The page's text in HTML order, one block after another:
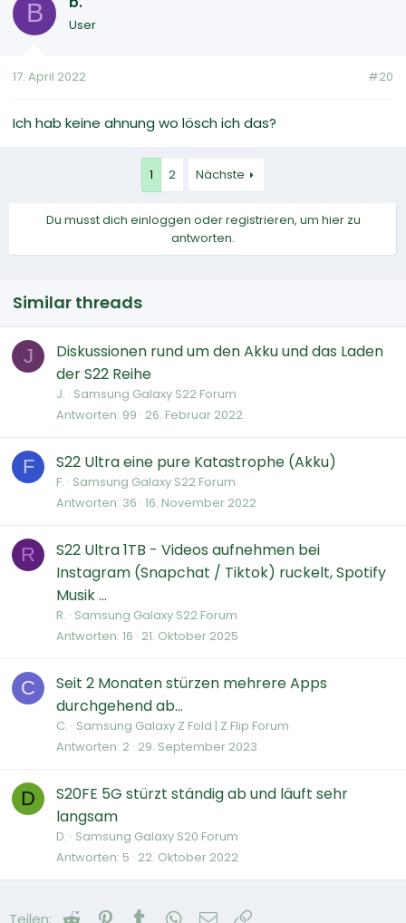
B User
17. April 2022 #20
Ich hab keine ahnung wo lösch ich das?
1 2 Nächste
Du musst dich einloggen oder registrieren, um hier zu
antworten.
Similar threads
J
Diskussionen rund um den Akku und das Laden
der S22 Reihe
J. Samsung Galaxy S22 Forum
Antworten 99 26. Februar 2022
F S22 Ultra eine pure Katastrophe (Akku)
F. Samsung Galaxy S22 Forum
Antworten 36 16. November 2022
R
S22 Ultra 1TB - Videos aufnehmen bei
Instagram (Snapchat / Tiktok) ruckelt, Spotify
Musik ...
R. Samsung Galaxy S22 Forum
Antworten 16 21. Oktober 2025
C
Seit 2 Monaten stürzen mehrere Apps
durchgehend ab...
C. Samsung Galaxy Z Fold | Z Flip Forum
Antworten 2 29. September 2023
D
S20FE 5G stürzt ständig ab und läuft sehr
langsam
D. Samsung Galaxy S20 Forum
Antworten 5 22. Oktober 2022
Teilen: Reddit Pinterest
Tumblr WhatsApp
E-Mail